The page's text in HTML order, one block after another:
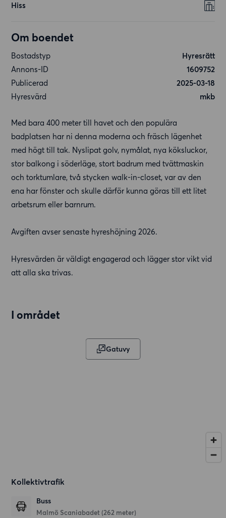
Hiss
Om boendet
Bostadstyp
Hyresrätt
Annons-ID
1609752
Publicerad
2025-03-18
Hyresvärd
mkb
Med bara 400 meter till havet och den populära
badplatsen har ni denna moderna och fräsch lägenhet
med högt till tak. Nyslipat golv, nymålat, nya köksluckor,
stor balkong i söderläge, stort badrum med tvättmaskin
och torktumlare, två stycken walk-in-closet, var av den
ena har fönster och skulle därför kunna göras till ett litet
arbetsrum eller barnrum.
Avgiften avser senaste hyreshöjning 2026.
Hyresvärden är väldigt engagerad och lägger stor vikt vid
att alla ska trivas.
I området
Gatuvy
Kollektivtrafik
Buss
Malmö Scaniabadet (262 meter)